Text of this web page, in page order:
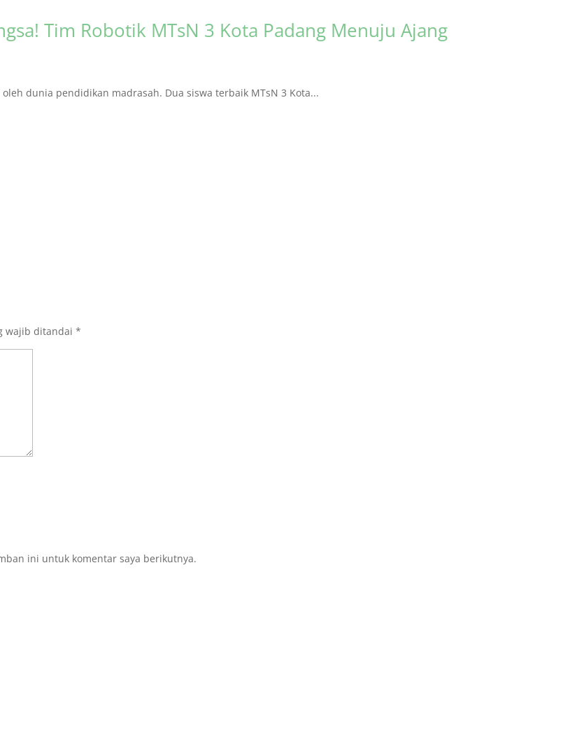
Tim Robotik MTsN 3 Kota Padang Menuju Ajang
dunia pendidikan madrasah. Dua siswa terbaik MTsN 3 Kota...
wajib ditandai*
ini untuk komentar saya berikutnya.